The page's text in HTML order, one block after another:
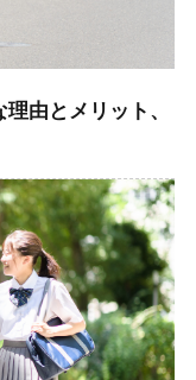
由とメリット、